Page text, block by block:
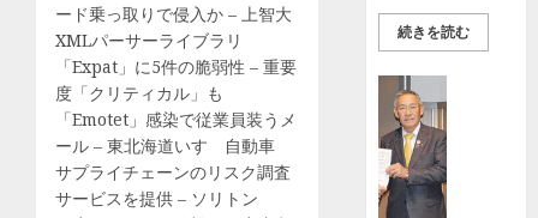
ード乗っ取りで侵入か – 上智大
XMLパーサーライブラリ
「Expat」に5件の脆弱性 – 重要
度「クリティカル」も
「Emotet」感染で従業員装うメ
ール – 東北海道いすゞ自動車
サプライチェーンのリスク調査
サービスを提供 – ソリトン
続きを読む